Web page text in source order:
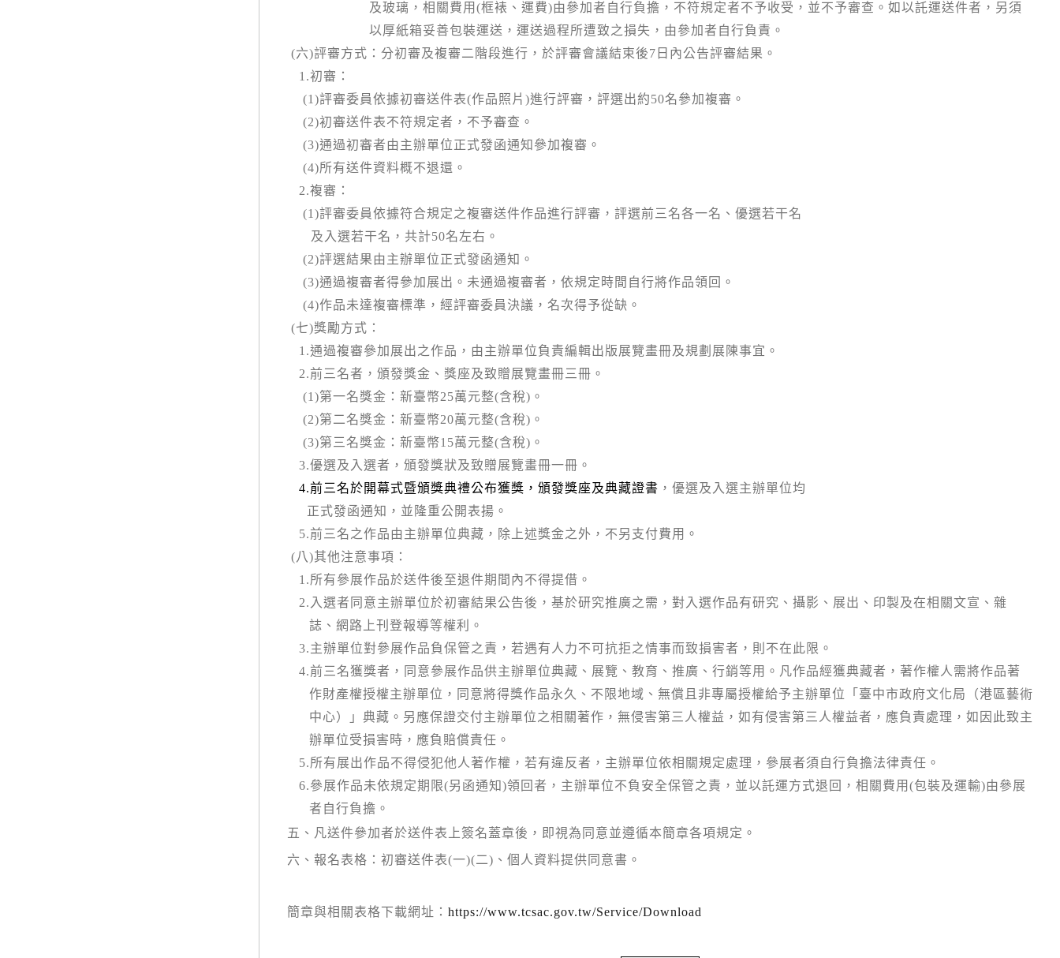
及玻璃，相關費用 (框裱、運費)由參加者自行負擔，不符規定者不予收受，並不予審查。如以託運送件者，另須
以厚紙箱妥善包裝運送，運送過程所遭致之損失，由參加者自行負責。
(六)評審方式：分初審及複審二階段進行，於評審會議結束後7 日內公告評審結果。
1.初審：
(1)評審委員依據初審送件表(作品照片 )進行評審，評選出約50名參加複審。
(2)初審送件表不符規定者，不予審查。
(3)通過初審者由主辦單位正式發函通知參加複審。
(4)所有送件資料概不退還。
2.複審：
(1)評審委員依據符合規定之複審送件作品進行評審，評選前三名各一名、優選若干名
及入選若干名，共計50名左右。
(2)評選結果由主辦單位正式發函通知。
(3)通過複審者得參加展出。未通過複審者，依規定時間自行將作品領回。
(4)作品未達複審標準，經評審委員決議，名次得予從缺。
(七)獎勵方式：
1.通過複審參加展出之作品，由主辦單位負責編輯出版展覽畫冊及規劃展陳事宜。
2.前三名者，頒發獎金、獎座及致贈展覽畫冊三冊。
(1)第一名獎金：新臺幣25萬元整(含稅) 。
(2)第二名獎金：新臺幣20萬元整(含稅) 。
(3)第三名獎金：新臺幣15萬元整(含稅) 。
3.優選及入選者，頒發獎狀及致贈展覽畫冊一冊。
4.前三名於開幕式暨頒獎典禮公布獲獎，頒發獎座及典藏證書 ，優選及入選主辦單位均
正式發函通知，並隆重公開表揚。
5.前三名之作品由主辦單位典藏，除上述獎金之外，不另支付費用。
(八)其他注意事項：
1.所有參展作品於送件後至退件期間內不得提借。
2. 入選者同意主辦單位於初審結果公告後，基於研究推廣之需，對入選作品有研究、攝影、展出、印製及在相關文宣、雜
誌、網路上刊登報導等權利。
3.主辦單位對參展作品負保管之責，若遇有人力不可抗拒之情事而致損害者，則不在此限。
4.前三名獲獎者，同意參展作品供主辦單位典藏、展覽、教育、推廣、行銷等用。凡作品經獲典藏者，著作權人需將作品著
作財產權授權主辦單位，同意將得獎作品永久、不限地域、無償且非專屬授權給予主辦單位「臺中市政府文化局（港區藝術
中心）」典藏。另應保證交付主辦單位之相關著作，無侵害第三人權益，如有侵害第三人權益者，應負責處理，如因此致主
辦單位受損害時，應負賠償責任。
5.所有展出作品不得侵犯他人著作權，若有違反者，主辦單位依相關規定處理，參展者須自行負擔法律責任。
6.參展作品未依規定期限(另函通知)領回者，主辦單位不負安全保管之責，並以託運方式退回，相關費用 (包裝及運輸)由參展
者自行負擔。
五、凡送件參加者於送件表上簽名蓋章後，即視為同意並遵循本簡章各項規定。
六、報名表格：初審送件表(一)(二) 、個人資料提供同意書。
簡章與相關表格下載網址： https://www.tcsac.gov.tw/Service/Download